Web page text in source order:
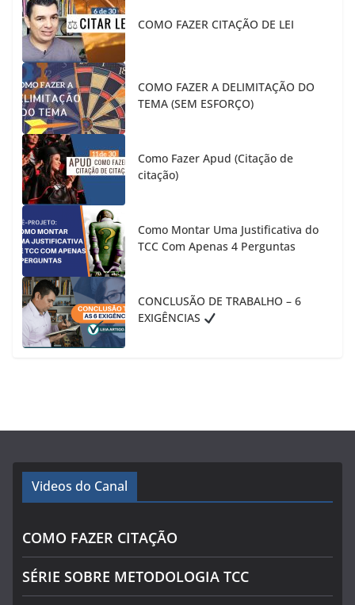
COMO FAZER CITAÇÃO DE LEI
COMO FAZER A DELIMITAÇÃO DO
TEMA (SEM ESFORÇO)
Como Fazer Apud (Citação de
citação)
Como Montar Uma Justificativa do
TCC Com Apenas 4 Perguntas
CONCLUSÃO DE TRABALHO – 6
EXIGÊNCIAS
Videos do Canal
COMO FAZER CITAÇÃO
SÉRIE SOBRE METODOLOGIA TCC